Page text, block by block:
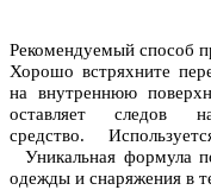
Рекомендуемый способ
Хорошо встряхните
на внутреннюю
оставляет следов
средство.
Уникальная формула
одежды и снаряжения в